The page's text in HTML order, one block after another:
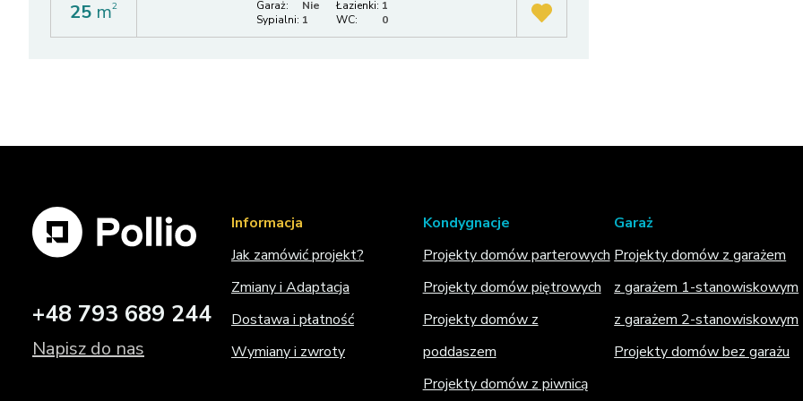
25 m2 Garaż:
Nie
Sypialni: 1
Łazienki: 1
WC:
0
+48 793 689 244
Napisz do nas
Informacja
Jak zamówić projekt?
Zmiany i Adaptacja
Dostawa i płatność
Wymiany i zwroty
Kondygnacje
Projekty domów parterowych
Projekty domów piętrowych
Projekty domów z
poddaszem
Projekty domów z piwnicą
Garaż
Projekty domów z garażem
z garażem 1-stanowiskowym
z garażem 2-stanowiskowym
Projekty domów bez garażu